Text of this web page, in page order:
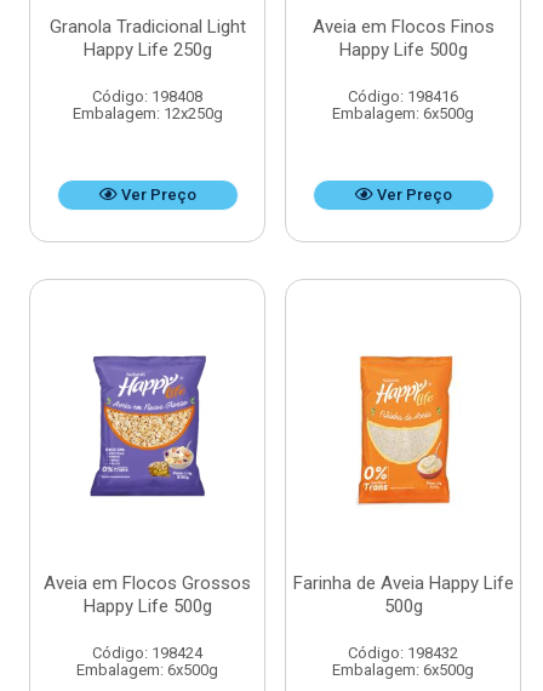
Granola Tradicional Light
Happy Life 250g
Código: 198408
Embalagem: 12x250g
Ver Preço
Aveia em Flocos Finos
Happy Life 500g
Código: 198416
Embalagem: 6x500g
Ver Preço
Aveia em Flocos Grossos
Happy Life 500g
Código: 198424
Embalagem: 6x500g
Farinha de Aveia Happy Life
500g
Código: 198432
Embalagem: 6x500g